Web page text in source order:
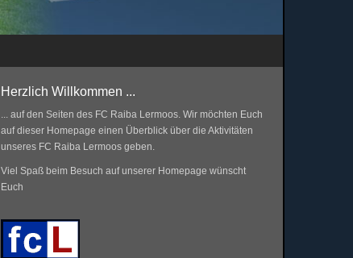
Herzlich Willkommen ...
... auf den Seiten des FC Raiba Lermoos. Wir möchten Euch
auf dieser Homepage einen Überblick über die Aktivitäten
unseres FC Raiba Lermoos geben.
Viel Spaß beim Besuch auf unserer Homepage wünscht
Euch